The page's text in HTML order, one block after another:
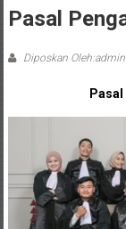
Wonosari,
Klaten,
Solo,
Pasal
Diposkan Oleh:admin